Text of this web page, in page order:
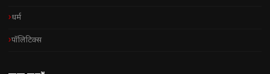
धर्म
पॉलिटिक्स